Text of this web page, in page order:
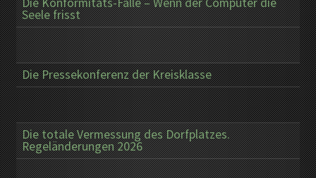
Seele frisst
Die Pressekonferenz der Kreisklasse
Die totale Vermessung des Dorfplatzes.
Regeländerungen 2026